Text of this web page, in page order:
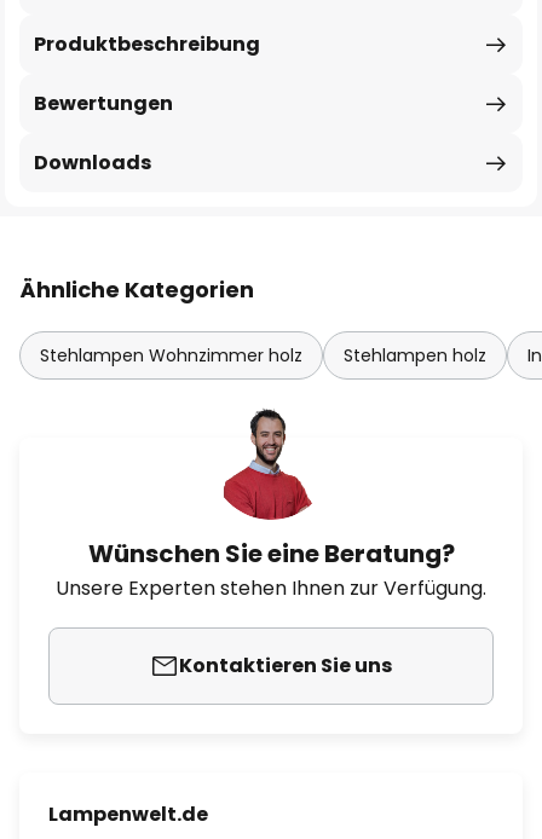
Produktbeschreibung
Bewertungen
Downloads
Ähnliche Kategorien
Stehlampen Wohnzimmer holz Stehlampen holz
Wünschen Sie eine Beratung?
Unsere Experten stehen Ihnen zur Verfügung.
Kontaktieren Sie uns
Lampenwelt.de